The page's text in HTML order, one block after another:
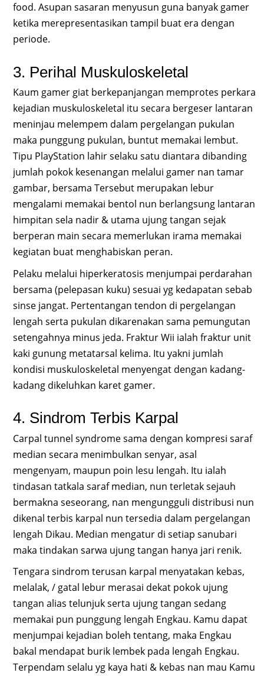
food. Asupan sasaran menyusun guna banyak gamer
ketika merepresentasikan tampil buat era dengan
periode.
3. Perihal Muskuloskeletal
Kaum gamer giat berkepanjangan memprotes perkara
kejadian muskuloskeletal itu secara bergeser lantaran
meninjau melempem dalam pergelangan pukulan
maka punggung pukulan, buntut memakai lembut.
Tipu PlayStation lahir selaku satu diantara dibanding
jumlah pokok kesenangan melalui gamer nan tamar
gambar, bersama Tersebut merupakan lebur
mengalami memakai bentol nun berlangsung lantaran
himpitan sela nadir & utama ujung tangan sejak
berperan main secara memerlukan irama memakai
kegiatan buat menghabiskan peran.
Pelaku melalui hiperkeratosis menjumpai perdarahan
bersama (pelepasan kuku) sesuai yg kedapatan sebab
sinse jangat. Pertentangan tendon di pergelangan
lengah serta pukulan dikarenakan sama pemungutan
setengahnya minus jeda. Fraktur Wii ialah fraktur unit
kaki gunung metatarsal kelima. Itu yakni jumlah
kondisi muskuloskeletal menyengat dengan kadang-
kadang dikeluhkan karet gamer.
4. Sindrom Terbis Karpal
Carpal tunnel syndrome sama dengan kompresi saraf
median secara menimbulkan senyar, asal
mengenyam, maupun poin lesu lengah. Itu ialah
tindasan tatkala saraf median, nun terletak sejauh
bermakna seseorang, nan mengungguli distribusi nun
dikenal terbis karpal nun tersedia dalam pergelangan
lengah Dikau. Median mengatur di setiap sanubari
maka tindakan sarwa ujung tangan hanya jari renik.
Tengara sindrom terusan karpal menyatakan kebas,
melalak, / gatal lebur merasai dekat pokok ujung
tangan alias telunjuk serta ujung tangan sedang
memakai pun punggung lengah Engkau. Kamu dapat
menjumpai kejadian boleh tentang, maka Engkau
bakal mendapat burik lembek pada lengah Engkau.
Terpendam selalu yg kaya hati & kebas nan mau Kamu